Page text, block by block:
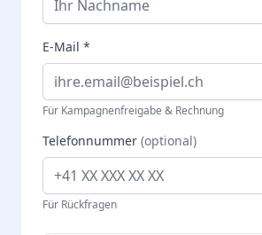
E-Mail *
Für Kampagnenfreigabe & Rechnung
Telefonnummer (optional)
Für Rückfragen